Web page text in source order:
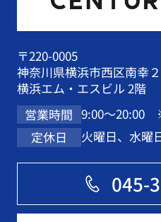
〒220-0005
神奈川県横浜市西区南幸
横浜エム・エスビル 2階
営業時間 9:00～20:00
定休日
火曜日、水曜
045-